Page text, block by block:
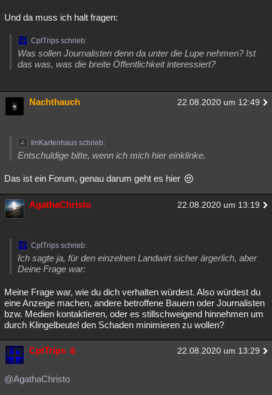
Und da muss ich halt fragen:
CptTrips schrieb:
Was sollen Journalisten denn da unter die Lupe nehmen? Ist
das was, was die breite Öffentlichkeit interessiert?
Nachthauch 22.08.2020 um 12:49
ImKartenhaus schrieb:
Entschuldige bitte, wenn ich mich hier einklinke.
Das ist ein Forum, genau darum geht es hier
AgathaChristo 22.08.2020 um 13:19
CptTrips schrieb:
Ich sagte ja, für den einzelnen Landwirt sicher ärgerlich, aber
Deine Frage war:
Meine Frage war, wie du dich verhalten würdest. Also würdest du
eine Anzeige machen, andere betroffene Bauern oder Journalisten
bzw. Medien kontaktieren, oder es stillschweigend hinnehmen um
durch Klingelbeutel den Schaden minimieren zu wollen?
CptTrips 22.08.2020 um 13:29
@AgathaChristo